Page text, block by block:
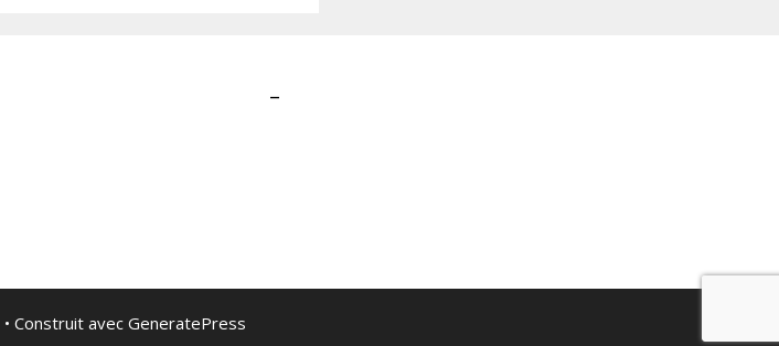
–
• Construit avec GeneratePress